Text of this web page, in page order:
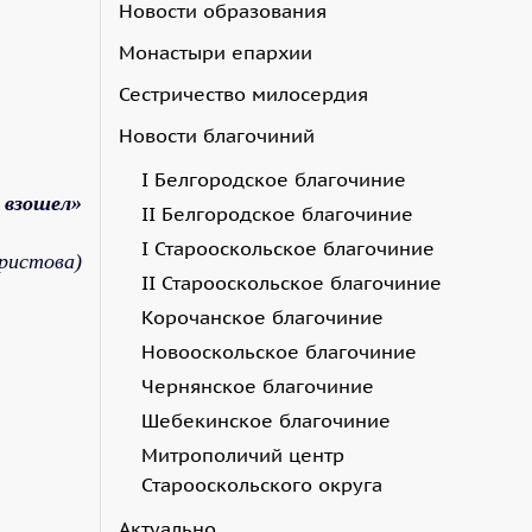
Новости образования
Монастыри епархии
Сестричество милосердия
Новости благочиний
I Белгородское благочиние
II Белгородское благочиние
I Старооскольское благочиние
II Старооскольское благочиние
Корочанское благочиние
Новооскольское благочиние
Чернянское благочиние
Шебекинское благочиние
Митрополичий центр
Старооскольского округа